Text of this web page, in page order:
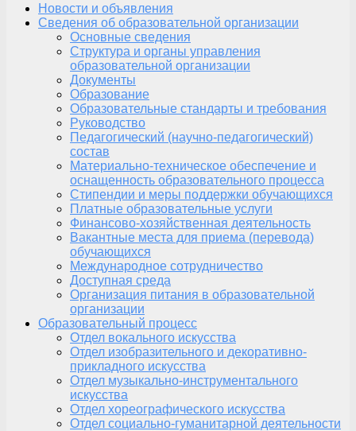
Новости и объявления
Сведения об образовательной организации
Основные сведения
Структура и органы управления
образовательной организации
Документы
Образование
Образовательные стандарты и требования
Руководство
Педагогический (научно-педагогический)
состав
Материально-техническое обеспечение и
оснащенность образовательного процесса
Стипендии и меры поддержки обучающихся
Платные образовательные услуги
Финансово-хозяйственная деятельность
Вакантные места для приема (перевода)
обучающихся
Международное сотрудничество
Доступная среда
Организация питания в образовательной
организации
Образовательный процесс
Отдел вокального искусства
Отдел изобразительного и декоративно-
прикладного искусства
Отдел музыкально-инструментального
искусства
Отдел хореографического искусства
Отдел социально-гуманитарной деятельности